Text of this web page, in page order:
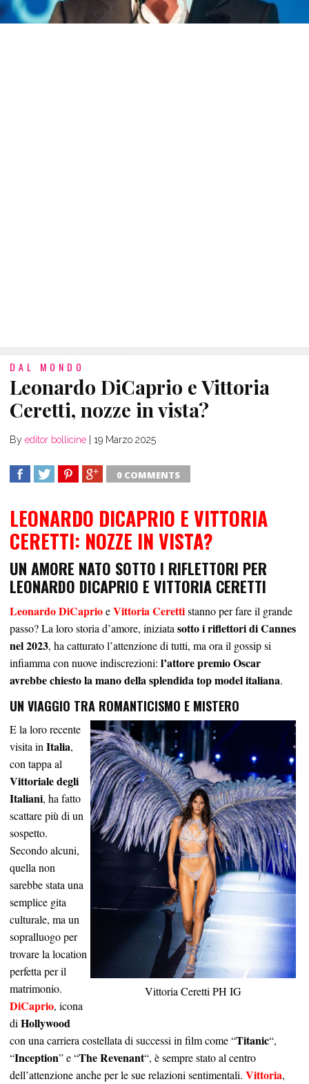
DAL MONDO
Leonardo DiCaprio e Vittoria
Ceretti, nozze in vista?
By editor bollicine 19 Marzo 2025
0 COMMENTS
LEONARDO DICAPRIO E VITTORIA
CERETTI: NOZZE IN VISTA?
UN AMORE NATO SOTTO I RIFLETTORI PER
LEONARDO DICAPRIO E VITTORIA CERETTI
Leonardo DiCaprioeVittoria Cerettistanno per fare il grande
passo? La loro storia d’amore, iniziatasotto i riflettori di Cannes
nel 2023, ha catturato l’attenzione di tutti, ma ora il gossip si
infiamma con nuove indiscrezioni: l’attore premio Oscar
avrebbe chiesto la mano della splendida top model italiana.
UN VIAGGIO TRA ROMANTICISMO E MISTERO
Vittoria Ceretti PH IG
E la loro recente
visita inItalia,
con tappa al
Vittoriale degli
Italiani, ha fatto
scattare più di un
sospetto.
Secondo alcuni,
quella non
sarebbe stata una
semplice gita
culturale, ma un
sopralluogo per
trovare la location
perfetta per il
matrimonio.
DiCaprio, icona
diHollywood
con una carriera costellata di successi in film come “Titanic“,
“Inception” e “The Revenant“, è sempre stato al centro
dell’attenzione anche per le sue relazioni sentimentali. Vittoria,